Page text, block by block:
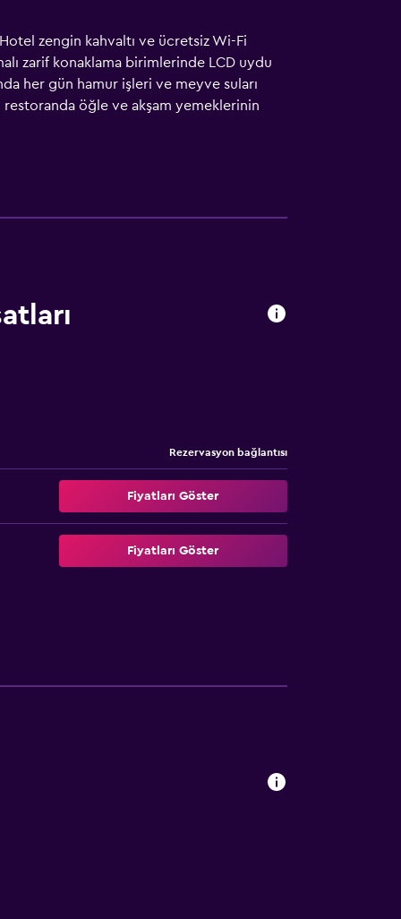
zengin kahvaltı ve ücretsiz Wi-Fi
zarif konaklama birimlerinde LCD uydu
her gün hamur işleri ve meyve suları
öğle ve akşam yemeklerinin
Rezervasyon bağlantısı
Fiyatları Göster
Fiyatları Göster